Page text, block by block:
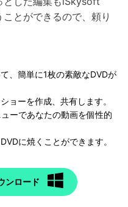
とができるので、頼り
、簡単に1枚の素敵なDVDが
ョーを作成、共有します。
ーであなたの動画を個性的
に焼くことができます。
ンロード